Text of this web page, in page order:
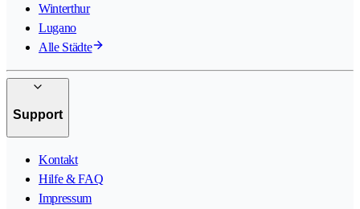
Winterthur
Lugano
Alle Städte
Support
Kontakt
Hilfe & FAQ
Impressum